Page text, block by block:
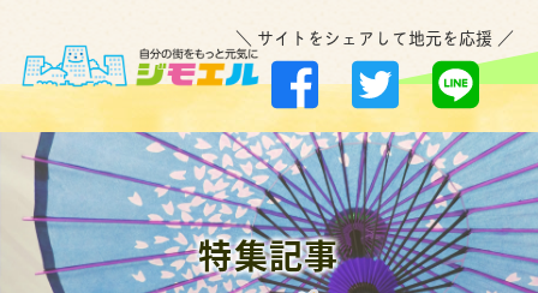
＼ サイトをシェアして地元を応援 ／
特集記事